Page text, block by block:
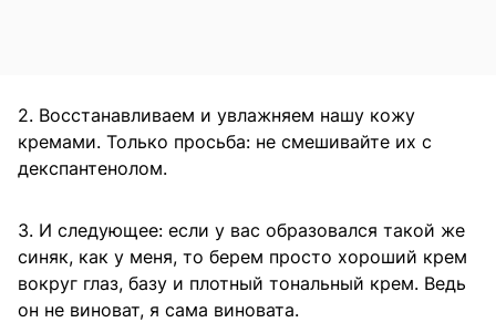
2. Восстанавливаем и увлажняем нашу кожу
кремами. Только просьба: не смешивайте их с
декспантенолом.
3. И следующее: если у вас образовался такой же
синяк, как у меня, то берем просто хороший крем
вокруг глаз, базу и плотный тональный крем. Ведь
он не виноват, я сама виновата.